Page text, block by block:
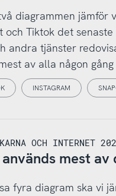
diagrammen jämför
och Tiktok det
andra tjänster
av alla någon
INSTAGRAM
OCH INTERNET
mest av
fyra diagram ska vi